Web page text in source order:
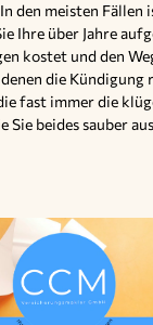
den meisten Fällen
Ihre über Jahre
kostet und den
die Kündigung
fast immer die
Sie beides sauber